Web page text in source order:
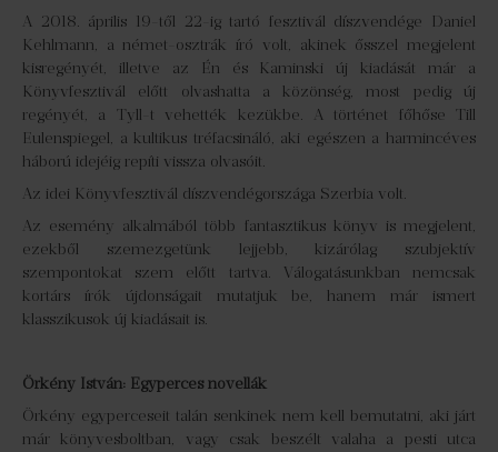
A 2018. április 19-től 22-ig tartó fesztivál díszvendége Daniel
Kehlmann, a német-osztrák író volt, akinek ősszel megjelent
kisregényét, illetve az Én és Kaminski új kiadását már a
Könyvfesztivál előtt olvashatta a közönség, most pedig új
regényét, a Tyll-t vehették kezükbe. A történet főhőse Till
Eulenspiegel, a kultikus tréfacsináló, aki egészen a harmincéves
háború idejéig repíti vissza olvasóit.
Az idei Könyvfesztivál díszvendégországa Szerbia volt.
Az esemény alkalmából több fantasztikus könyv is megjelent,
ezekből szemezgetünk lejjebb, kizárólag szubjektív
szempontokat szem előtt tartva. Válogatásunkban nemcsak
kortárs írók újdonságait mutatjuk be, hanem már ismert
klasszikusok új kiadásait is.
Örkény István: Egyperces novellák
Örkény egyperceseit talán senkinek nem kell bemutatni, aki járt
már könyvesboltban, vagy csak beszélt valaha a pesti utca